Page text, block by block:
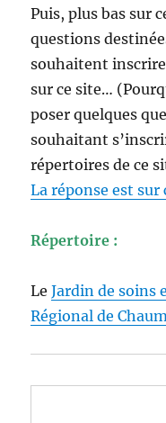
Puis, plus bas sur
questions
souhaitent
sur ce site…
poser quelques
souhaitant
répertoires de ce
La réponse est sur
Répertoire :
LeJardin de soins
Régional de